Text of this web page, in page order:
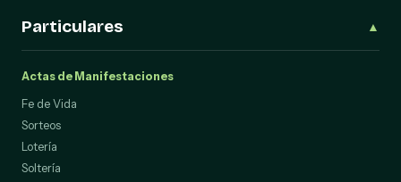
Particulares ▲
Actas de Manifestaciones
Fe de Vida
Sorteos
Lotería
Soltería